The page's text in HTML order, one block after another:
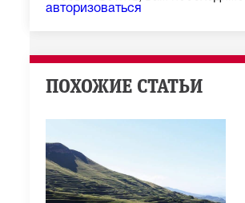
авторизоваться
ПОХОЖИЕ СТАТЬИ